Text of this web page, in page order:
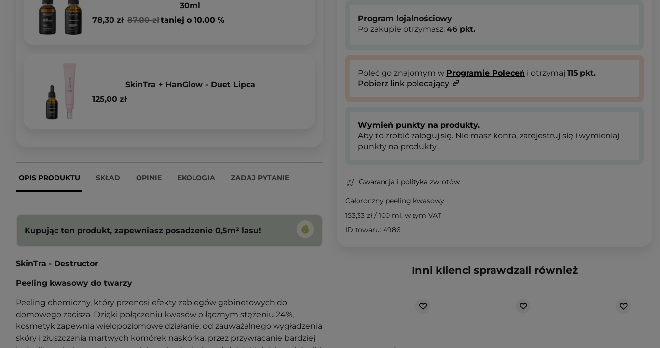
30ml
87,00 zł
78,30 zł taniej o 10.00 %
SkinTra + HanGlow - Duet Lipca
125,00 zł
OPIS PRODUKTU SKŁAD OPINIE EKOLOGIA ZADAJ PYTANIE
Kupując ten produkt, zapewniasz posadzenie 0,5m² lasu!
SkinTra - Destructor
Peeling kwasowy do twarzy
Peeling chemiczny, który przenosi efekty zabiegów gabinetowych do
domowego zacisza. Dzięki połączeniu kwasów o łącznym stężeniu 24%,
kosmetyk zapewnia wielopoziomowe działanie: od zauważalnego wygładzenia
skóry i złuszczania martwych komórek naskórka, przez przywracanie bardziej
Program lojalnościowy
Po zakupie otrzymasz: 46 pkt.
Poleć go znajomym w Programie Poleceń i otrzymaj 115 pkt.
Pobierz link polecający
Wymień punkty na produkty.
Aby to zrobić zaloguj się. Nie masz konta, zarejestruj się i wymieniaj
punkty na produkty.
Gwarancja i polityka zwrotów
Całoroczny peeling kwasowy
153,33 zł / 100 ml, w tym VAT
ID towaru: 4986
Inni klienci sprawdzali również